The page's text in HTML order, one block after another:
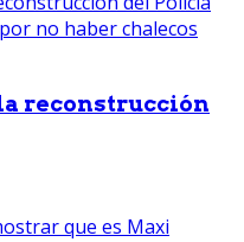
reconstrucción